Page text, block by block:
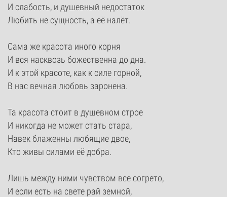
И слабость, и душевный недостаток
Любить не сущность, а её налёт.
Сама же красота иного корня
И вся насквозь божественна до дна.
И к этой красоте, как к силе горной,
В нас вечная любовь заронена.
Та красота стоит в душевном строе
И никогда не может стать стара,
Навек блаженны любящие двое,
Кто живы силами её добра.
Лишь между ними чувством все согрето,
И если есть на свете рай земной,